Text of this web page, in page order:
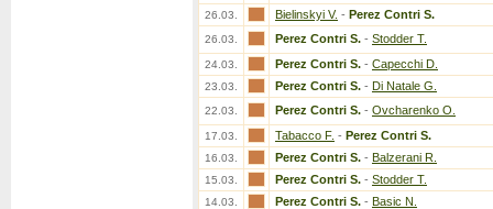
26.03. Bielinskyi V. - Perez Contri S.
26.03. Perez Contri S. - Stodder T.
24.03. Perez Contri S. - Capecchi D.
23.03. Perez Contri S. - Di Natale G.
22.03. Perez Contri S. - Ovcharenko O.
17.03. Tabacco F. - Perez Contri S.
16.03. Perez Contri S. - Balzerani R.
15.03. Perez Contri S. - Stodder T.
14.03. Perez Contri S. - Basic N.